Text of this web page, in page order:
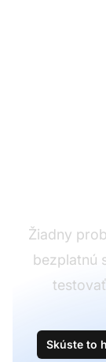
Žiadny
bezplatnú
Skúste to